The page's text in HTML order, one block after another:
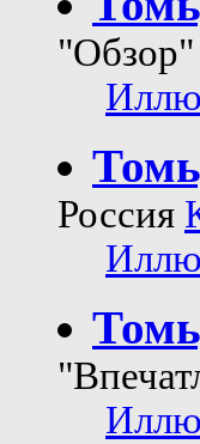
"Обзор"
Россия